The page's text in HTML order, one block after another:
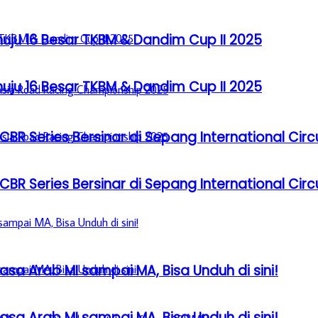
16 Besar TKBM & Dandim Cup II 2025
Series Bersinar di Sepang International
Arab MI sampai MA, Bisa Unduh di sini!
16 Besar TKBM & Dandim Cup II 2025
Series Bersinar di Sepang International